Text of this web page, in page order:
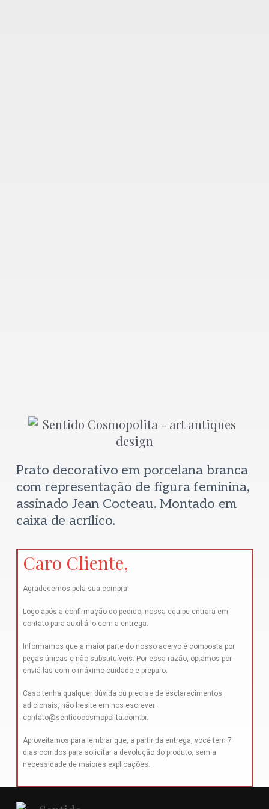
Prato decorativo em porcelana branca
com representação de figura feminina,
assinado Jean Cocteau. Montado em
caixa de acrílico.
Caro Cliente,
Agradecemos pela sua compra!
Logo após a confirmação do pedido, nossa equipe entrará em
contato para auxiliá-lo com a entrega.
Informamos que a maior parte do nosso acervo é composta por
peças únicas e não substituíveis. Por essa razão, optamos por
enviá-las com o máximo cuidado e preparo.
Caso tenha qualquer dúvida ou precise de esclarecimentos
adicionais, não hesite em nos escrever:
contato@sentidocosmopolita.com.br.
Aproveitamos para lembrar que, a partir da entrega, você tem 7
dias corridos para solicitar a devolução do produto, sem a
necessidade de maiores explicações.